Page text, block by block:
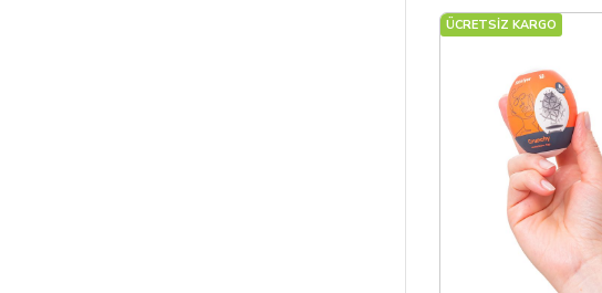
ÜCRETSİZ KARGO